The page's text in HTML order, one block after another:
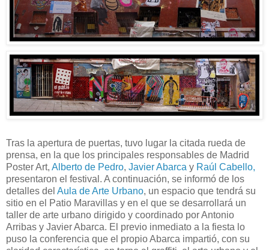
Tras la apertura de puertas, tuvo lugar la citada rueda de
prensa, en la que los principales responsables de Madrid
Poster Art, Alberto de Pedro, Javier Abarca y Raúl Cabello,
presentaron el festival. A continuación, se informó de los
detalles del Aula de Arte Urbano, un espacio que tendrá su
sitio en el Patio Maravillas y en el que se desarrollará un
taller de arte urbano dirigido y coordinado por Antonio
Arribas y Javier Abarca. El previo inmediato a la fiesta lo
puso la conferencia que el propio Abarca impartió, con su